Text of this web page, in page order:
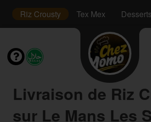
Riz Crousty Tex Mex Desserts
Livraison de Riz
sur Le Mans Les